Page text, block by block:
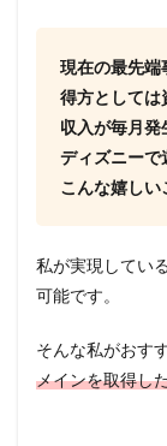
現在の最先端
得方としては
収入が毎月
ディズニーで
こんな嬉しい
私が実現してい
可能です。
そんな私がおす
メインを取得し